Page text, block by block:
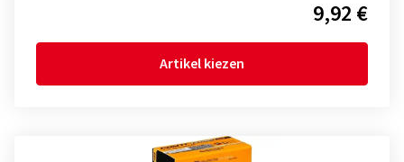
9,92 €
Artikel kiezen